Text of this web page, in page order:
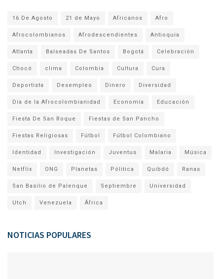
16 De Agosto 21 de Mayo Africanos Afro
Afrocolombianos Afrodescendientes Antioquia
Atlanta Balseadas De Santos Bogotá Celebración
Chocó clima Colombia Cultura Cura
Deportista Desempleo Dinero Diversidad
Día de la Afrocolombianidad Economía Educación
Fiesta De San Roque Fiestas de San Pancho
Fiestas Religiosas Fútbol Fútbol Colombiano
Identidad Investigación Juventus Malaria Música
Netflix ONG Planetas Pólitica Quibdó Ranas
San Basilio de Palenque Septiembre Universidad
Utch Venezuela África
NOTICIAS POPULARES